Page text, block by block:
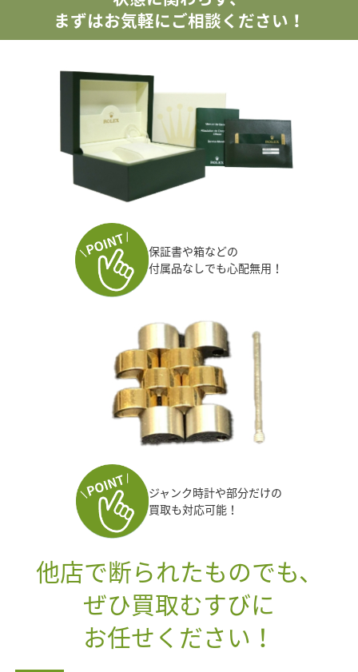
まずはお気軽にご相談ください！
保証書や箱などの
付属品なしでも心配無用！
ジャンク時計や部分だけの
買取も対応可能！
他店で断られたものでも、
ぜひ買取むすびに
お任せください！